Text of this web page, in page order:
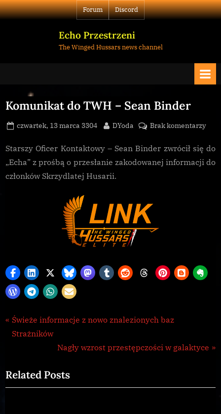
Skip
to
Forum Discord
Echo Przestrzeni
The Winged Hussars news channel
Komunikat do TWH – Sean Binder
Posted
czwartek, 13 marca 3304 By
DYoda Brak komentarzydo
do
Starszy Oficer Kontaktowy – Sean Binder zwrócił się do
„Echa” z prośbą o przesłanie zakodowanej informacji do
członków Skrzydlatej Husarii.
Wiadomości
Nawigacja
P
r
i
o
Świeże informacje z nowo znalezionych baz
Strażników
N
x
t
Nagły wzrost przestępczości w galaktyce
Related Posts